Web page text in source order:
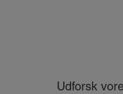
Udforsk